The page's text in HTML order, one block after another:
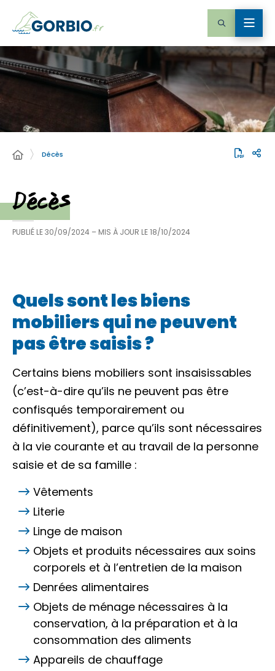
Décès
Décès
PUBLIÉ LE30/09/2024 – MIS À JOUR LE18/10/2024
Quels sont les biens
mobiliers qui ne peuvent
pas être saisis ?
Certains biens mobiliers sont insaisissables
(c’est-à-dire qu’ils ne peuvent pas être
confisqués temporairement ou
définitivement), parce qu’ils sont nécessaires
à la vie courante et au travail de la personne
saisie et de sa famille :
Vêtements
Literie
Linge de maison
Objets et produits nécessaires aux soins
corporels et à l’entretien de la maison
Denrées alimentaires
Objets de ménage nécessaires à la
conservation, à la préparation et à la
consommation des aliments
Appareils de chauffage